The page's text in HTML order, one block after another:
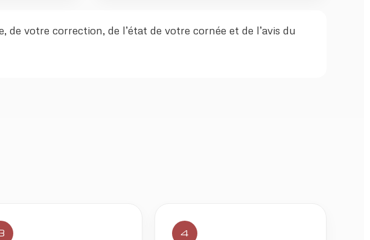
votre correction, de l’état de votre cornée et de l’avis du
4